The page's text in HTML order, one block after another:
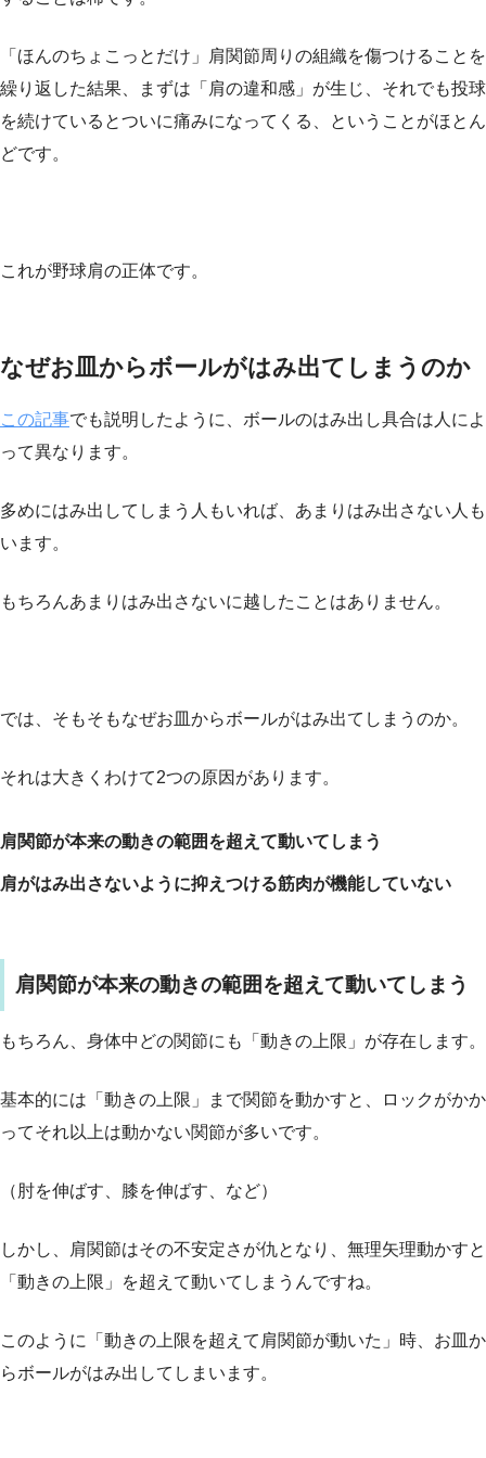
「ほんのちょこっとだけ」肩関節周りの組織を傷つけることを
繰り返した結果、まずは「肩の違和感」が生じ、それでも投球
を続けているとついに痛みになってくる、ということがほとん
どです。
これが野球肩の正体です。
なぜお皿からボールがはみ出てしまうのか
この記事でも説明したように、ボールのはみ出し具合は人によ
って異なります。
多めにはみ出してしまう人もいれば、あまりはみ出さない人も
います。
もちろんあまりはみ出さないに越したことはありません。
では、そもそもなぜお皿からボールがはみ出てしまうのか。
それは大きくわけて2つの原因があります。
肩関節が本来の動きの範囲を超えて動いてしまう
肩がはみ出さないように抑えつける筋肉が機能していない
肩関節が本来の動きの範囲を超えて動いてしまう
もちろん、身体中どの関節にも「動きの上限」が存在します。
基本的には「動きの上限」まで関節を動かすと、ロックがかか
ってそれ以上は動かない関節が多いです。
（肘を伸ばす、膝を伸ばす、など）
しかし、肩関節はその不安定さが仇となり、無理矢理動かすと
「動きの上限」を超えて動いてしまうんですね。
このように「動きの上限を超えて肩関節が動いた」時、お皿か
らボールがはみ出してしまいます。